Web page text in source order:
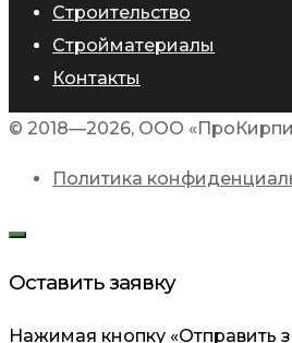
Строительство
Стройматериалы
Контакты
© 2018—2026, ООО
Политика
Оставить заявку
Нажимая кнопку «Отправить